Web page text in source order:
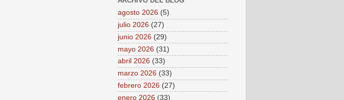
agosto 2026 (5)
julio 2026 (27)
junio 2026 (29)
mayo 2026 (31)
abril 2026 (33)
marzo 2026 (33)
febrero 2026 (27)
enero 2026 (33)